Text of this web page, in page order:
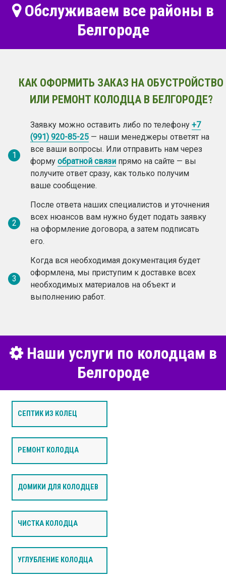
Обслуживаем все районы в
Белгороде
КАК ОФОРМИТЬ ЗАКАЗ НА ОБУСТРОЙСТВО
ИЛИ РЕМОНТ КОЛОДЦА В БЕЛГОРОДЕ?
1
Заявку можно оставить либо по телефону +7
(991) 920-85-25 — наши менеджеры ответят на
все ваши вопросы. Или отправить нам через
форму обратной связи прямо на сайте — вы
получите ответ сразу, как только получим
ваше сообщение.
2
После ответа наших специалистов и уточнения
всех нюансов вам нужно будет подать заявку
на оформление договора, а затем подписать
его.
3
Когда вся необходимая документация будет
оформлена, мы приступим к доставке всех
необходимых материалов на объект и
выполнению работ.
Наши услуги по колодцам в
Белгороде
СЕПТИК ИЗ КОЛЕЦ
РЕМОНТ КОЛОДЦА
ДОМИКИ ДЛЯ КОЛОДЦЕВ
ЧИСТКА КОЛОДЦА
УГЛУБЛЕНИЕ КОЛОДЦА